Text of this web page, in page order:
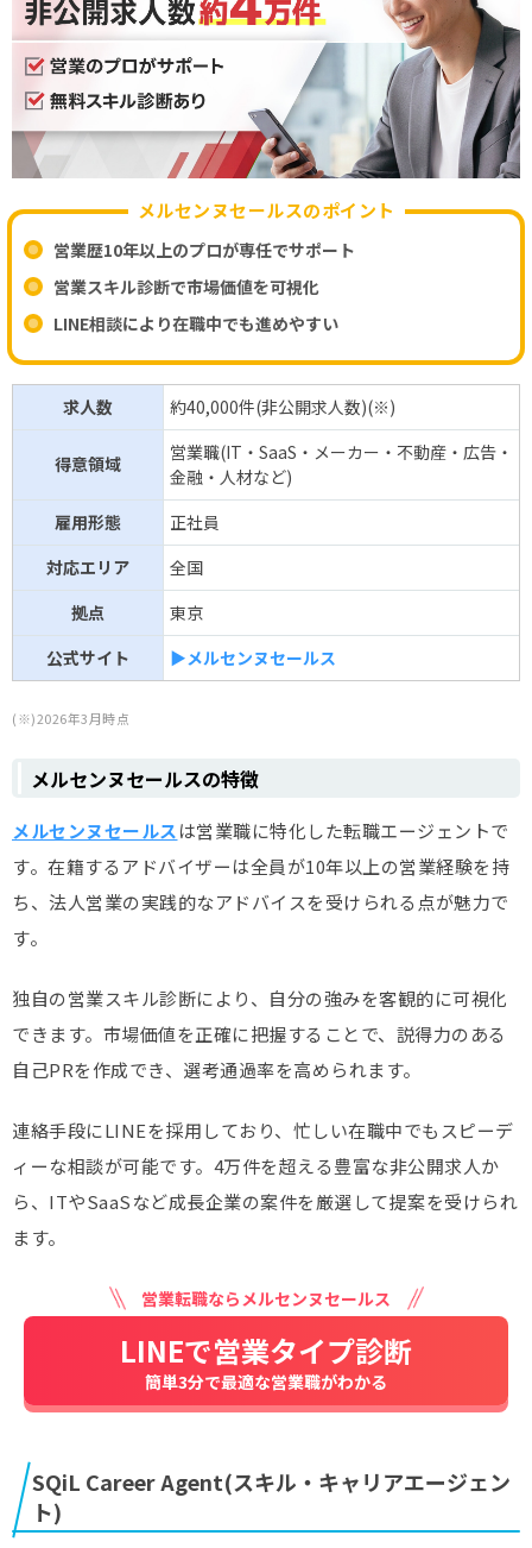
メルセンヌセールスのポイント
営業歴10年以上のプロが専任でサポート
営業スキル診断で市場価値を可視化
LINE相談により在職中でも進めやすい
求人数 約40,000件(非公開求人数)(※)
得意領域
営業職(IT・SaaS・メーカー・不動産・広告・
金融・人材など)
雇用形態
正社員
対応エリア
全国
拠点
東京
公式サイト
▶メルセンヌセールス
(※)2026年3月時点
メルセンヌセールスの特徴
メルセンヌセールスは営業職に特化した転職エージェントで
す。在籍するアドバイザーは全員が10年以上の営業経験を持
ち、法人営業の実践的なアドバイスを受けられる点が魅力で
す。
独自の営業スキル診断により、自分の強みを客観的に可視化
できます。市場価値を正確に把握することで、説得力のある
自己PRを作成でき、選考通過率を高められます。
連絡手段にLINEを採用しており、忙しい在職中でもスピーデ
ィーな相談が可能です。4万件を超える豊富な非公開求人か
ら、ITやSaaSなど成長企業の案件を厳選して提案を受けられ
ます。
営業転職ならメルセンヌセールス
LINEで営業タイプ診断
簡単3分で最適な営業職がわかる
SQiL Career Agent(スキル・キャリアエージェン
ト)